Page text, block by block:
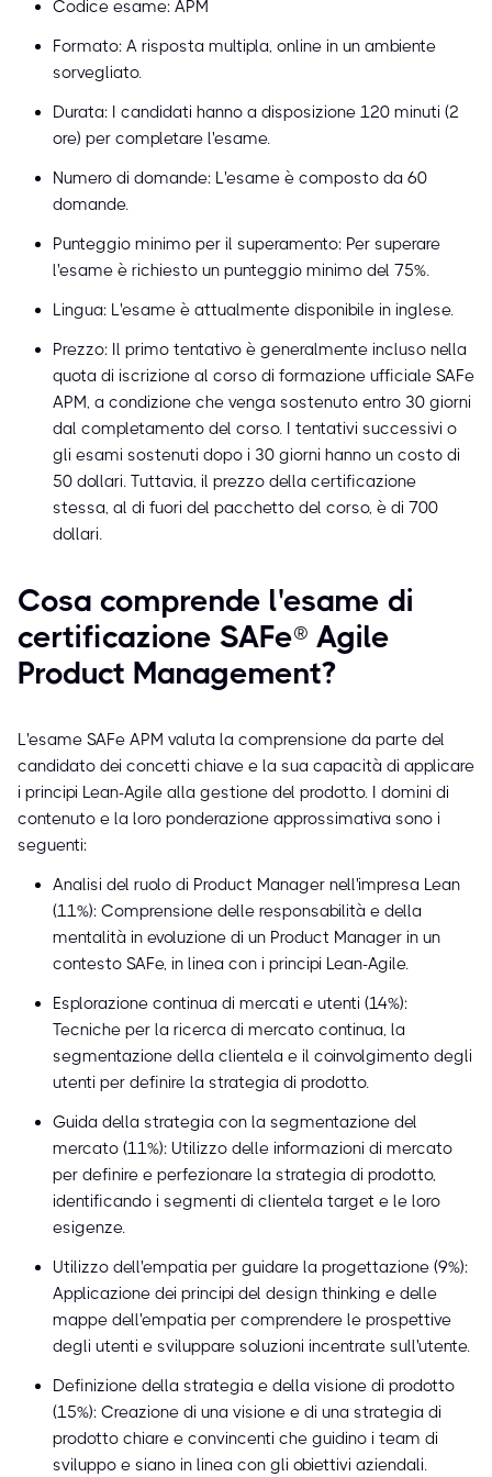
Codice esame: APM
Formato: A risposta multipla, online in un ambiente
sorvegliato.
Durata: I candidati hanno a disposizione 120 minuti (2
ore) per completare l'esame.
Numero di domande: L'esame è composto da 60
domande.
Punteggio minimo per il superamento: Per superare
l'esame è richiesto un punteggio minimo del 75%.
Lingua: L'esame è attualmente disponibile in inglese.
Prezzo: Il primo tentativo è generalmente incluso nella
quota di iscrizione al corso di formazione ufficiale SAFe
APM, a condizione che venga sostenuto entro 30 giorni
dal completamento del corso. I tentativi successivi o
gli esami sostenuti dopo i 30 giorni hanno un costo di
50 dollari. Tuttavia, il prezzo della certificazione
stessa, al di fuori del pacchetto del corso, è di 700
dollari.
Cosa comprende l'esame di
certificazione SAFe® Agile
Product Management?
L'esame SAFe APM valuta la comprensione da parte del
candidato dei concetti chiave e la sua capacità di applicare
i principi Lean-Agile alla gestione del prodotto. I domini di
contenuto e la loro ponderazione approssimativa sono i
seguenti:
Analisi del ruolo di Product Manager nell'impresa Lean
(11%): Comprensione delle responsabilità e della
mentalità in evoluzione di un Product Manager in un
contesto SAFe, in linea con i principi Lean-Agile.
Esplorazione continua di mercati e utenti (14%):
Tecniche per la ricerca di mercato continua, la
segmentazione della clientela e il coinvolgimento degli
utenti per definire la strategia di prodotto.
Guida della strategia con la segmentazione del
mercato (11%): Utilizzo delle informazioni di mercato
per definire e perfezionare la strategia di prodotto,
identificando i segmenti di clientela target e le loro
esigenze.
Utilizzo dell'empatia per guidare la progettazione (9%):
Applicazione dei principi del design thinking e delle
mappe dell'empatia per comprendere le prospettive
degli utenti e sviluppare soluzioni incentrate sull'utente.
Definizione della strategia e della visione di prodotto
(15%): Creazione di una visione e di una strategia di
prodotto chiare e convincenti che guidino i team di
sviluppo e siano in linea con gli obiettivi aziendali.